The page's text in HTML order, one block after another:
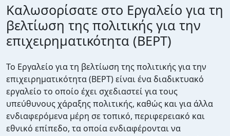
Καλωσορίσατε στο Εργαλείο για τη
βελτίωση της πολιτικής για την
επιχειρηματικότητα (BEPT)
Το Εργαλείο για τη βελτίωση της πολιτικής για την
επιχειρηματικότητα (BEPT) είναι ένα διαδικτυακό
εργαλείο το οποίο έχει σχεδιαστεί για τους
υπεύθυνους χάραξης πολιτικής, καθώς και για άλλα
ενδιαφερόμενα μέρη σε τοπικό, περιφερειακό και
εθνικό επίπεδο, τα οποία ενδιαφέρονται να